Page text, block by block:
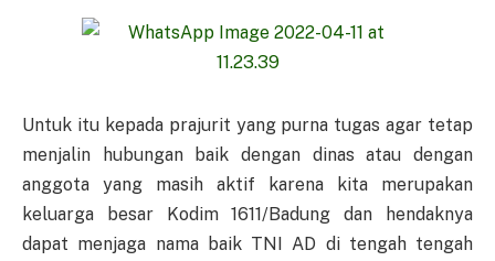
Untuk itu kepada prajurit yang purna tugas agar tetap
menjalin hubungan baik dengan dinas atau dengan
anggota yang masih aktif karena kita merupakan
keluarga besar Kodim 1611/Badung dan hendaknya
dapat menjaga nama baik TNI AD di tengah tengah